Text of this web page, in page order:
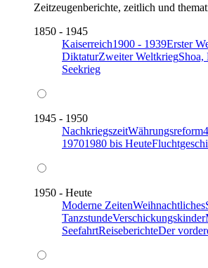
Zeitzeugenberichte, zeitlich und
1850 - 1945
Kaiserreich1900 - 1939Erster
DiktaturZweiter WeltkriegShoa,
Seekrieg
1945 - 1950
NachkriegszeitWährungsreform
19701980 bis Heute
1950 - Heute
Moderne ZeitenWeihnachtliches
TanzstundeVerschickungskinder
SeefahrtReiseberichteDer